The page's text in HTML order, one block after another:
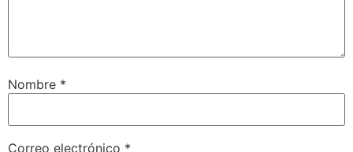
Nombre *
Correo electrónico *